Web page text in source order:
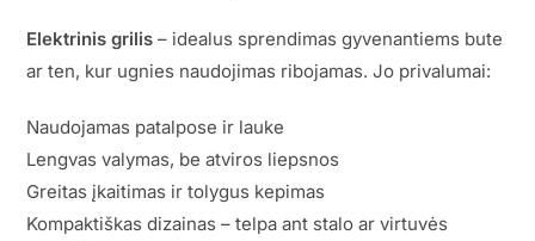
Elektrinis grilis – idealus sprendimas gyvenantiems bute
ar ten, kur ugnies naudojimas ribojamas. Jo privalumai:
Naudojamas patalpose ir lauke
Lengvas valymas, be atviros liepsnos
Greitas įkaitimas ir tolygus kepimas
Kompaktiškas dizainas – telpa ant stalo ar virtuvės